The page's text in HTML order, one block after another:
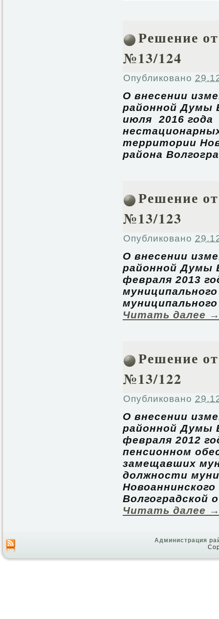
Решение
№13/124
Опубликовано
О внесении
районной Думы
июля 2016
территории
района
Решение
№13/123
Опубликовано
О внесении
районной Думы
февраля 2013
Читать далее
Решение
№13/122
Опубликовано
О внесении
районной Думы
февраля 2012
пенсионном
замещавших
должности
Волгоградской
Читать далее
Администрация